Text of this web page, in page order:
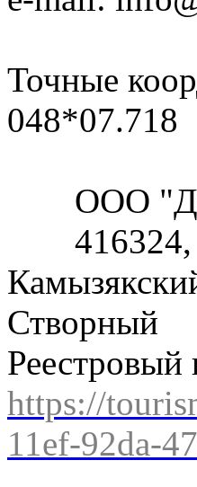
Точные
048*07.718
ООО
416324,
Створный
https://
11ef-92da-